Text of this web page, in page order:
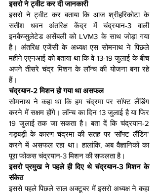
इसरो ने ट्वीट कर दी जानकारी
इसरो ने ट्वीट कर बताया कि आज श्रीहरिकोटा के
सतीश धवन अंतरिक्ष केंद्र में चंद्रयान-3 वाली
इनकैप्सुलेटेड असेंबली को LVM3 के साथ जोड़ा गया
है। अंतरिक्ष एजेंसी के अध्यक्ष एस सोमनाथ ने पिछले
महीने एएनआई को बताया था कि वे 13-19 जुलाई के बीच
अपने तीसरे चंद्र मिशन के लॉन्च की योजना बना रहे
हैं।
चंद्रयान-2 मिशन हो गया था असफल
सोमनाथ ने कहा था कि हम चंद्रमा पर सॉफ्ट लैंडिंग
करने में सक्षम होंगे। लॉन्च का दिन 13 जुलाई है या फिर
19 जुलाई तक जा सकता है। बता दें कि चंद्रयान-2
गड़बड़ी के कारण चंद्रमा की सतह पर ‘सॉफ्ट लैंडिंग’
करने में असफल रहा था। हालांकि, अब वैज्ञानिकों का
पूरा फोकस चंद्रयान-3 मिशन की सफलता है।
इसरो प्रमुख ने पहले ही दिए थे चंद्रयान-3 मिशन के
संकेत
इससे पहले पिछले साल अक्टूबर में इसरो अध्यक्ष ने कहा